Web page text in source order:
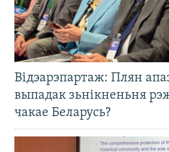
Відэарэпартаж: Плян
выпадак зьнікненьня
чакае Беларусь?